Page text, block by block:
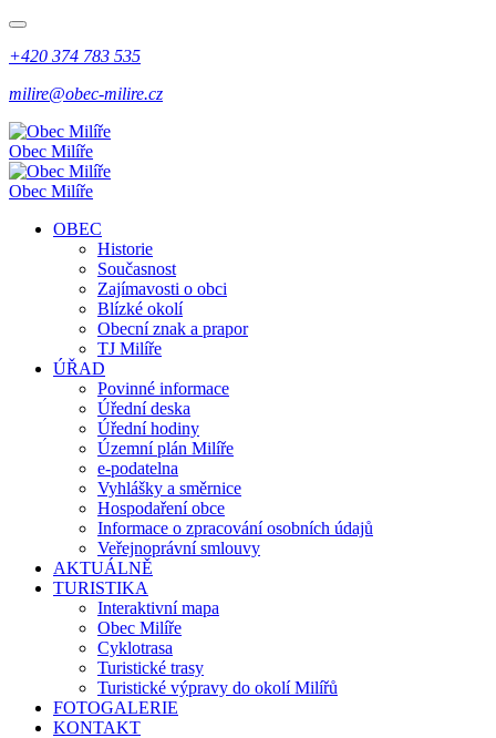
+420 374 783 535
milire@obec-milire.cz
Obec Milíře
Obec Milíře
OBEC
Historie
Současnost
Zajímavosti o obci
Blízké okolí
Obecní znak a prapor
TJ Milíře
ÚŘAD
Povinné informace
Úřední deska
Úřední hodiny
Územní plán Milíře
e-podatelna
Vyhlášky a směrnice
Hospodaření obce
Informace o zpracování osobních údajů
Veřejnoprávní smlouvy
AKTUÁLNĚ
TURISTIKA
Interaktivní mapa
Obec Milíře
Cyklotrasa
Turistické trasy
Turistické výpravy do okolí Milířů
FOTOGALERIE
KONTAKT